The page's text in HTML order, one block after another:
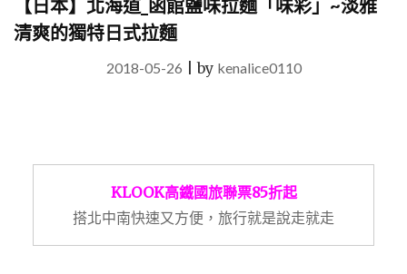
【日本】北海道_函館鹽味拉麵「味彩」~淡雅
清爽的獨特日式拉麵
2018-05-26 |by kenalice0110
KLOOK高鐵國旅聯票85折起
搭北中南快速又方便，旅行就是說走就走